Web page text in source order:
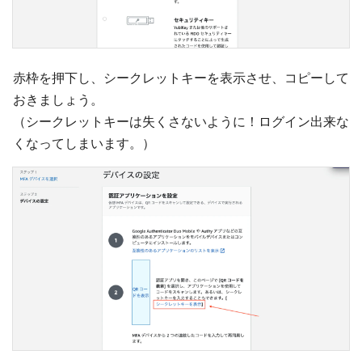
赤枠を押下し、シークレットキーを表示させ、コピーして
おきましょう。
（シークレットキーは失くさないように！ログイン出来な
くなってしまいます。）